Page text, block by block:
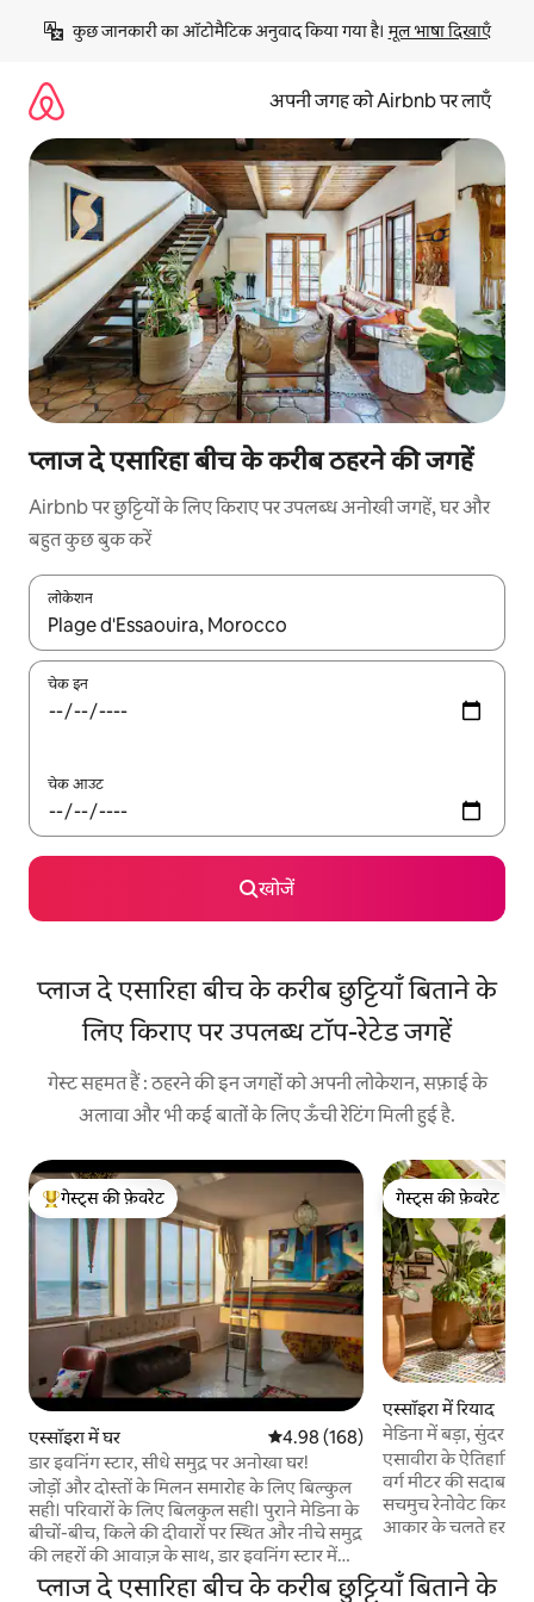
छोड़कर
कॉन्टेंट
कुछ जानकारी का ऑटोमैटिक अनुवाद किया गया है। मूल भाषा दिखाएँ
अपनी जगह को Airbnb पर लाएँ
प्लाज दे एसारिहा बीच के करीब ठहरने की जगहें
Airbnb पर छुट्टियों के लिए किराए पर उपलब्ध अनोखी जगहें, घर और
बहुत कुछ बुक करें
लोकेशन
नतीजों के उपलब्ध होने पर, अप और डाउन 'ऐरो की' का इस्तेमाल करके नेविगेट
चेक इन
चेक आउट
खोजें
प्लाज दे एसारिहा बीच के करीब छुट्टियाँ बिताने के
लिए किराए पर उपलब्ध टॉप-रेटेड जगहें
गेस्ट सहमत हैं : ठहरने की इन जगहों को अपनी लोकेशन, सफ़ाई के
अलावा और भी कई बातों के लिए ऊँची रेटिंग मिली हुई है.
गेस्ट्स का टॉप फ़ेवरेट
गेस्ट्स की फ़ेवरेट
एस्सॉइरा में घर औसत रेटिंग 5 में से 4.98, 168 समीक्षाएँ
4.98 (168)
डार इवनिंग स्टार, सीधे समुद्र पर अनोखा घर!
जोड़ों और दोस्तों के मिलन समारोह के लिए बिल्कुल
सही। परिवारों के लिए बिलकुल सही। पुराने मेडिना के
बीचों-बीच, किले की दीवारों पर स्थित और नीचे समुद्र
की लहरों की आवाज़ के साथ, डार इवनिंग स्टार में
समुद्र के नज़ारे वाले 2 डीलक्स सुइट, एक अतिरिक्त
गेस्ट्स की फ़ेवरेट
गेस्ट्स की फ़ेवरेट
एस्सॉइरा में रियाद
मेडिना में बड़ा, सुंदर और
एसावीरा के
वर्ग मीटर की
सचमुच रेनोवेट किया
आकार के चलते हर
सराबोर रूफ़टॉप
ओएसिस है, जहाँ अरब,
प्लाज दे एसारिहा बीच के करीब छुट्टियाँ बिताने के